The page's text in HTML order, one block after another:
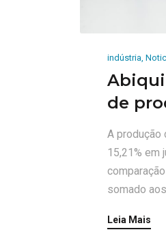
indústria,
de
A produção
15,21% em
somado
Leia Mais